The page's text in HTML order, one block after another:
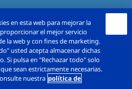
Medical Care España,
en esta web para mejorar la
el mejor servicio
la web y con fines de marketing.
usted acepta almacenar dichas
Si pulsa en "Rechazar todo" solo
sean estrictamente necesarias.
nuestra política de